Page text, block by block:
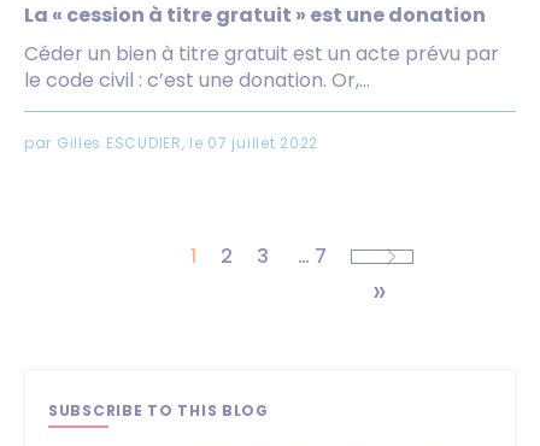
La « cession à titre gratuit » est une donation
Céder un bien à titre gratuit est un acte prévu par
le code civil : c’est une donation. Or,...
par Gilles ESCUDIER, le 07 juillet 2022
1 2 3 … 7
SUBSCRIBE TO THIS BLOG